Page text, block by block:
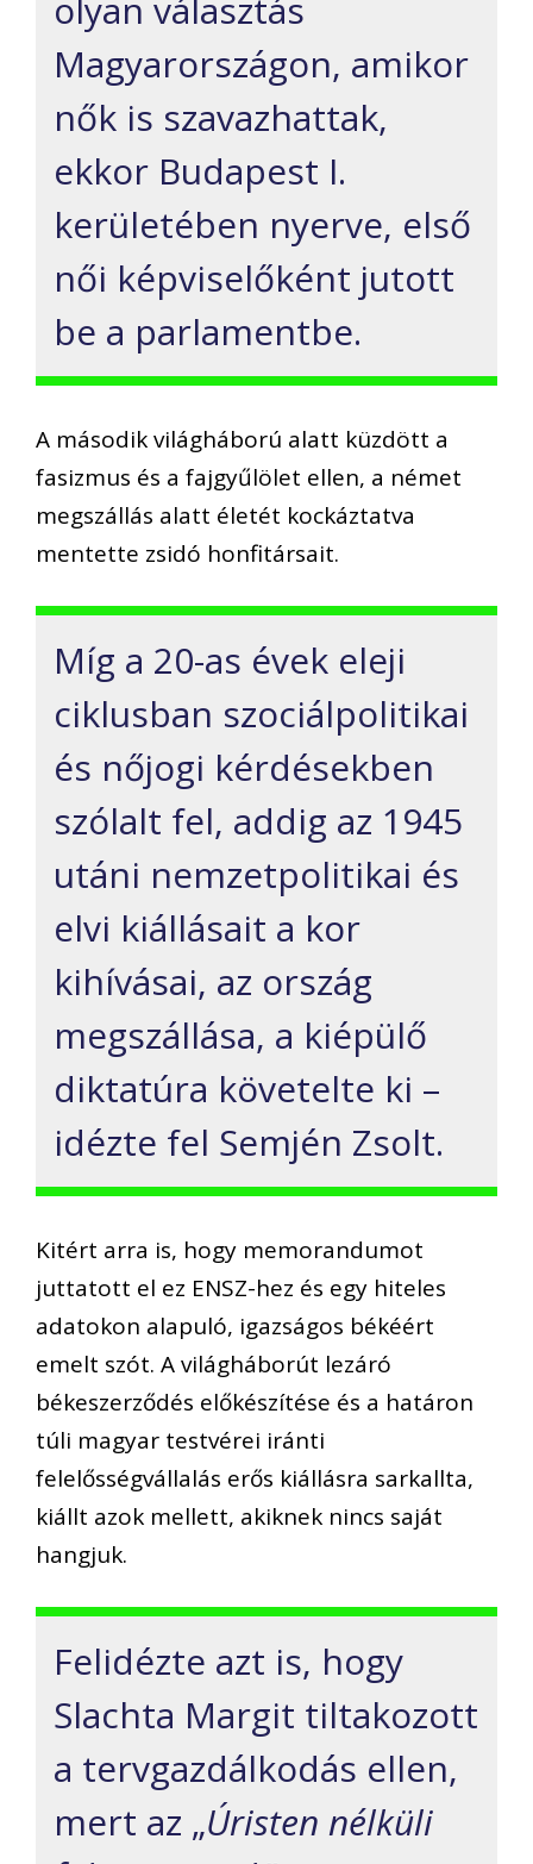
olyan választás
Magyarországon, amikor
nők is szavazhattak,
ekkor Budapest I.
kerületében nyerve, első
női képviselőként jutott
be a parlamentbe.
A második világháború alatt küzdött a
fasizmus és a fajgyűlölet ellen, a német
megszállás alatt életét kockáztatva
mentette zsidó honfitársait.
Míg a 20-as évek eleji
ciklusban szociálpolitikai
és nőjogi kérdésekben
szólalt fel, addig az 1945
utáni nemzetpolitikai és
elvi kiállásait a kor
kihívásai, az ország
megszállása, a kiépülő
diktatúra követelte ki –
idézte fel Semjén Zsolt.
Kitért arra is, hogy memorandumot
juttatott el ez ENSZ-hez és egy hiteles
adatokon alapuló, igazságos békéért
emelt szót. A világháborút lezáró
békeszerződés előkészítése és a határon
túli magyar testvérei iránti
felelősségvállalás erős kiállásra sarkallta,
kiállt azok mellett, akiknek nincs saját
hangjuk.
Felidézte azt is, hogy
Slachta Margit tiltakozott
a tervgazdálkodás ellen,
mert az „Úristen nélküli